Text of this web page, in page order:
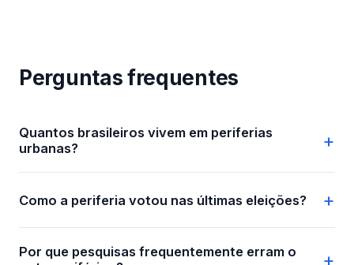
Perguntas frequentes
Quantos brasileiros vivem em periferias
urbanas?
Como a periferia votou nas últimas eleições?
Por que pesquisas frequentemente erram o